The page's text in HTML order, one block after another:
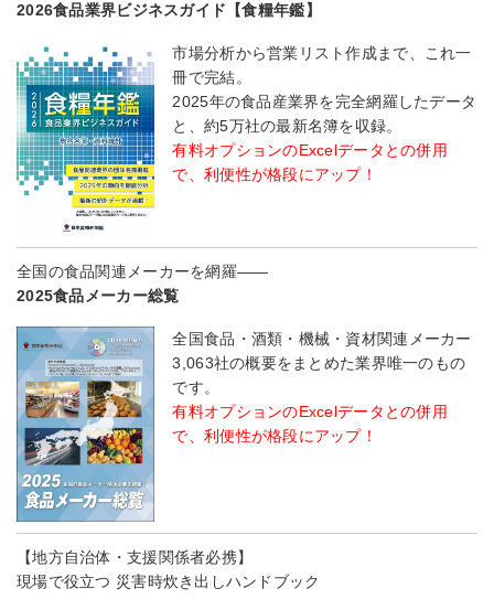
2026食品業界ビジネスガイド【食糧年鑑】
市場分析から営業リスト作成まで、これ一
冊で完結。
2025年の食品産業界を完全網羅したデータ
と、約5万社の最新名簿を収録。
有料オプションのExcelデータとの併用
で、利便性が格段にアップ！
全国の食品関連メーカーを網羅――
2025食品メーカー総覧
全国食品・酒類・機械・資材関連メーカー
3,063社の概要をまとめた業界唯一のもの
です。
有料オプションのExcelデータとの併用
で、利便性が格段にアップ！
【地方自治体・支援関係者必携】
現場で役立つ 災害時炊き出しハンドブック